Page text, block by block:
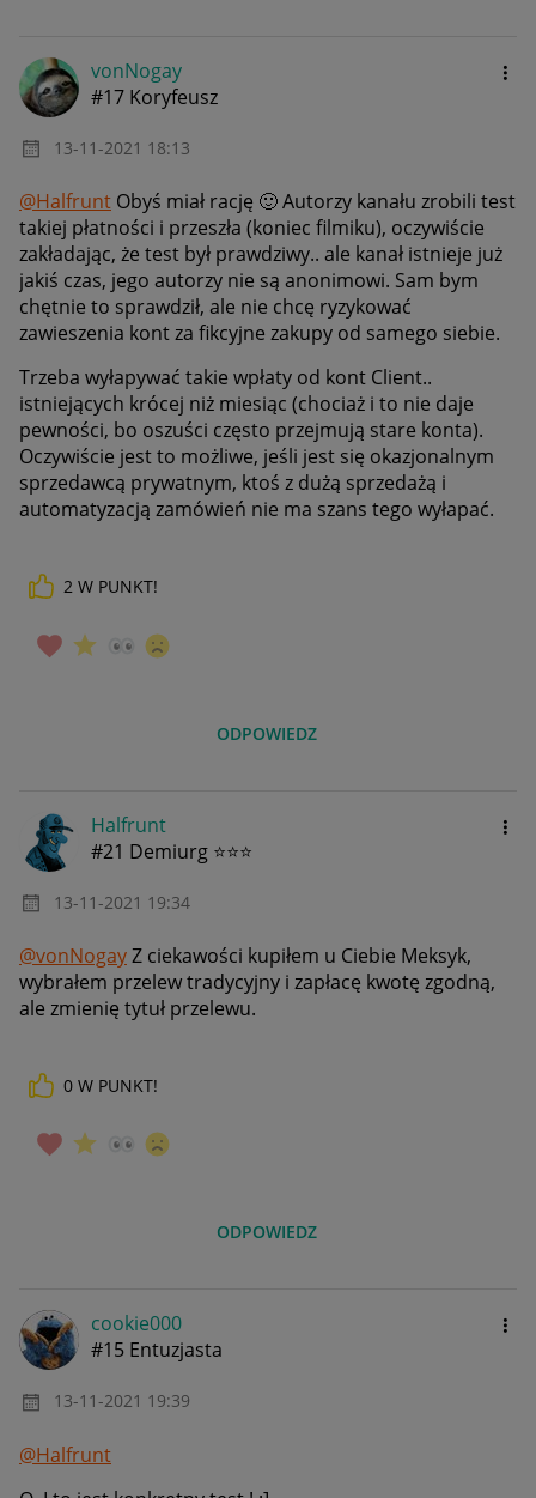
vonNogay
#17 Koryfeusz
‎13-11-2021 18:13
@Halfrunt Obyś miał rację 🙂Autorzy kanału zrobili test
takiej płatności i przeszła (koniec filmiku), oczywiście
zakładając, że test był prawdziwy.. ale kanał istnieje już
jakiś czas, jego autorzy nie są anonimowi. Sam bym
chętnie to sprawdził, ale nie chcę ryzykować
zawieszenia kont za fikcyjne zakupy od samego siebie.
Trzeba wyłapywać takie wpłaty od kont Client..
istniejących krócej niż miesiąc (chociaż i to nie daje
pewności, bo oszuści często przejmują stare konta).
Oczywiście jest to możliwe, jeśli jest się okazjonalnym
sprzedawcą prywatnym, ktoś z dużą sprzedażą i
automatyzacją zamówień nie ma szans tego wyłapać.
2 W PUNKT!
ODPOWIEDZ
Halfrunt
#21 Demiurg ⭐⭐⭐
‎13-11-2021 19:34
@vonNogayZ ciekawości kupiłem u Ciebie Meksyk,
wybrałem przelew tradycyjny i zapłacę kwotę zgodną,
ale zmienię tytuł przelewu.
0 W PUNKT!
ODPOWIEDZ
cookie000
#15 Entuzjasta
‎13-11-2021 19:39
@Halfrunt